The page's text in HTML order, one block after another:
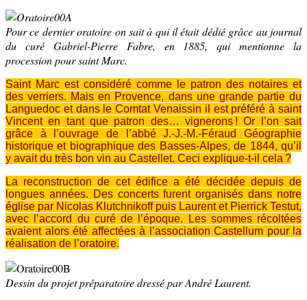
Pour ce dernier oratoire on sait à qui il était dédié grâce au journal
du curé Gabriel-Pierre Fabre, en 1885, qui mentionne la
procession pour saint Marc.
Saint Marc est considéré comme le patron des notaires et
des verriers. Mais en Provence, dans une grande partie du
Languedoc et dans le Comtat Venaissin il est préféré à saint
­Vincent en tant que patron des… vignerons ! Or l’on sait
grâce à l’ouvrage de l’abbé ­J.­-J.-M.‑Féraud Géographie
historique et biographique des Basses-Alpes, de 1844, qu’il
y avait du très bon vin au ­Castellet. Ceci explique-t-il cela ?
La reconstruction de cet édifice a été décidée depuis de
longues années. Des concerts furent organisés dans notre
église par Nicolas Klutchnikoff puis Laurent et Pierrick Testut,
avec l’accord du curé de l’époque. Les sommes récoltées
avaient alors été affectées à l’association Castellum pour la
réalisation de l’oratoire.
Dessin du projet préparatoire dressé par André Laurent.